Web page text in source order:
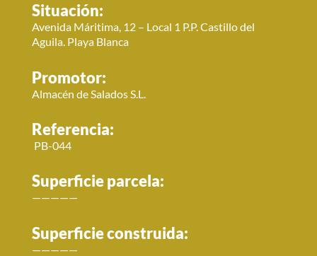
Situación:
Avenida Máritima, 12 – Local 1 P.P. Castillo del
Aguila. Playa Blanca
Promotor:
Almacén de Salados S.L.
Referencia:
PB-044
Superficie parcela:
—————
Superficie construida:
—————